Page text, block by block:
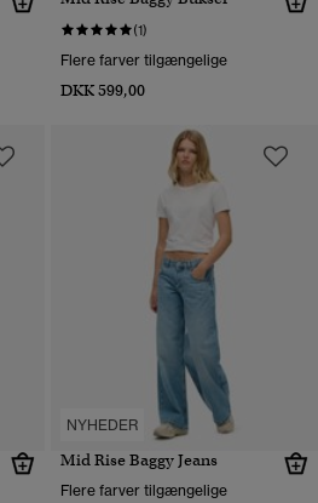
(1)
Flere farver tilgængelige
DKK 599,00
NYHEDER
Mid Rise Baggy Jeans
Flere farver tilgængelige